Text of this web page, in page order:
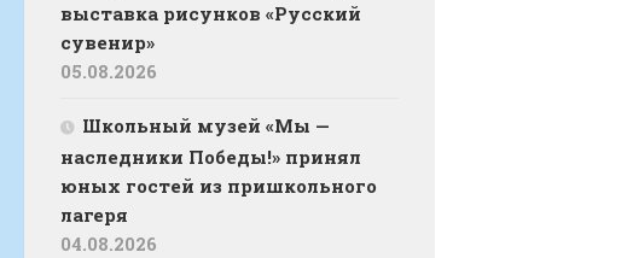
выставка рисунков «Русский
сувенир»
05.08.2026
Школьный музей «Мы —
наследники Победы!» принял
юных гостей из пришкольного
лагеря
04.08.2026